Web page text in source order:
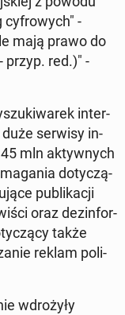
cy­fro­wych" -
mają prawo do
przyp. red.)" -
in­ter­
duże serwisy in­
mln ak­tyw­nych
do­ty­czą­
pu­bli­ka­cji
oraz dez­in­for­
także
reklam po­li­
wdro­ży­ły